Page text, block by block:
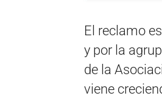
El reclamo
y por la
de la
viene